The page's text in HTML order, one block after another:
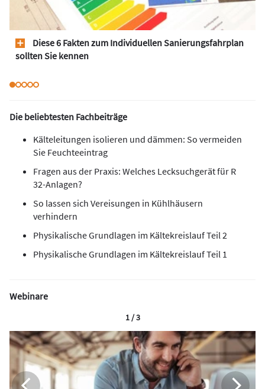
Diese 6 Fakten zum Individuellen Sanierungsfahrplan
sollten Sie kennen
Die beliebtesten Fachbeiträge
Kälteleitungen isolieren und dämmen: So vermeiden
Sie Feuchteeintrag
Fragen aus der Praxis: Welches Lecksuchgerät für R
32-Anlagen?
So lassen sich Vereisungen in Kühlhäusern
verhindern
Physikalische Grundlagen im Kältekreislauf Teil 2
Physikalische Grundlagen im Kältekreislauf Teil 1
Webinare
1 / 3